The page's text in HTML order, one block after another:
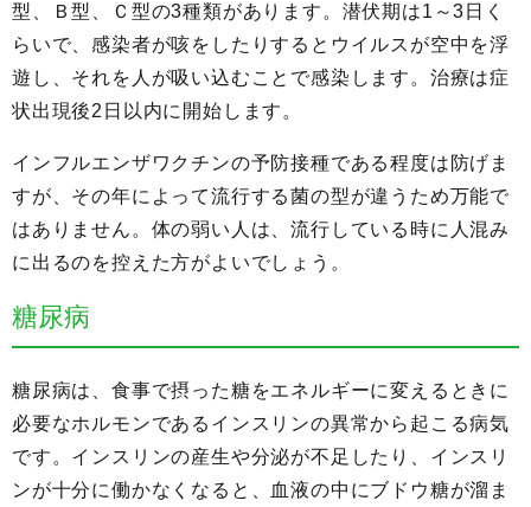
型、Ｂ型、Ｃ型の3種類があります。潜伏期は1～3日く
らいで、感染者が咳をしたりするとウイルスが空中を浮
遊し、それを人が吸い込むことで感染します。治療は症
状出現後2日以内に開始します。
インフルエンザワクチンの予防接種である程度は防げま
すが、その年によって流行する菌の型が違うため万能で
はありません。体の弱い人は、流行している時に人混み
に出るのを控えた方がよいでしょう。
糖尿病
糖尿病は、食事で摂った糖をエネルギーに変えるときに
必要なホルモンであるインスリンの異常から起こる病気
です。インスリンの産生や分泌が不足したり、インスリ
ンが十分に働かなくなると、血液の中にブドウ糖が溜ま